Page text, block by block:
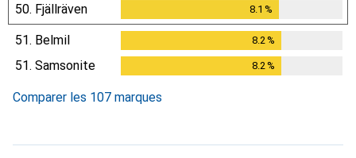
50. Fjällräven 8.1 %
51. Belmil 8.2 %
51. Samsonite 8.2 %
Comparer les 107 marques